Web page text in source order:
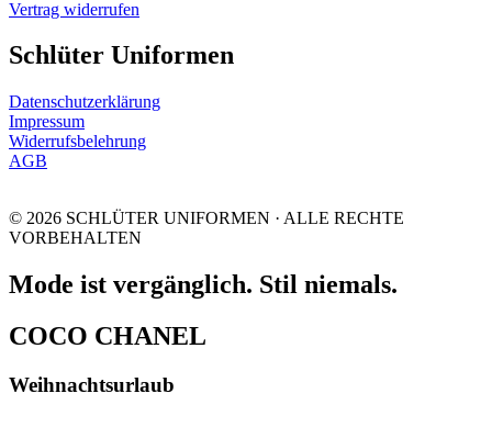
Vertrag widerrufen
Schlüter Uniformen
Datenschutzerklärung
Impressum
Widerrufsbelehrung
AGB
© 2026 SCHLÜTER UNIFORMEN · ALLE RECHTE
VORBEHALTEN
Mode ist vergänglich. Stil niemals.
COCO CHANEL
Weihnachtsurlaub